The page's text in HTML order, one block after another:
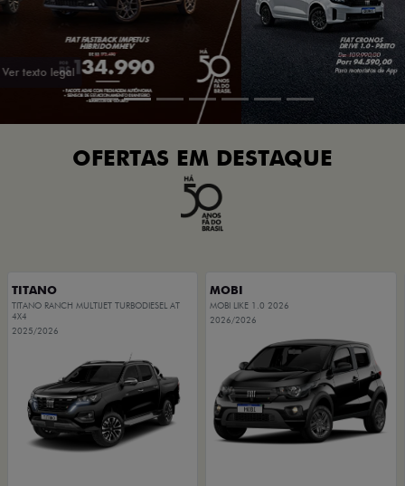
OFERTAS EM DESTAQUE
TITANO
TITANO RANCH MULTIJET TURBODIESEL AT
4X4
2025/2026
MOBI
MOBI LIKE 1.0 2026
2026/2026